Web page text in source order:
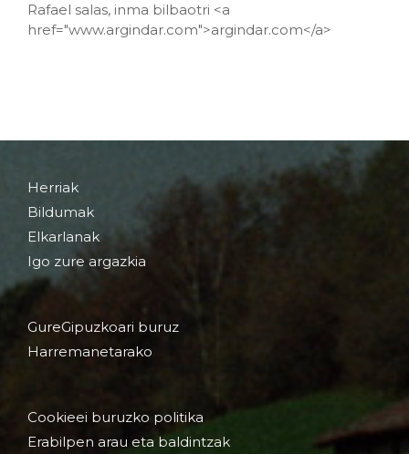
Rafael salas, inma bilbaotri <a
href="www.argindar.com">argindar.com</a>
Herriak
Bildumak
Elkarlanak
Igo zure argazkia
GureGipuzkoari buruz
Harremanetarako
Cookieei buruzko politika
Erabilpen arau eta baldintzak